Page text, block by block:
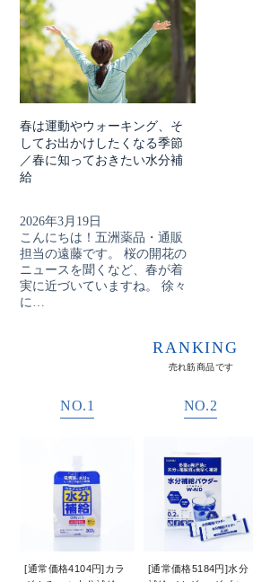
RANKING
売れ筋商品です
NO.1
[通常価格4104円]カラ
NO.2
[通常価格5184円]水分